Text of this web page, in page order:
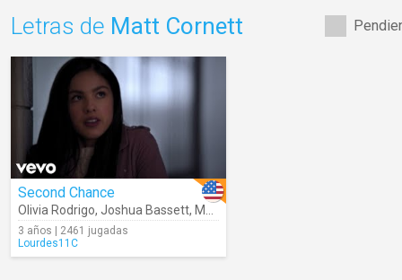
Letras de Matt Cornett
Second Chance
Olivia Rodrigo, Joshua Bassett, Matt Cornett
3 años | 2461 jugadas
Lourdes11C